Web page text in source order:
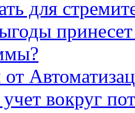
для
вокруг